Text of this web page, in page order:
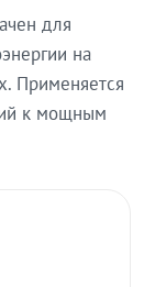
для
на
Применяется
к мощным